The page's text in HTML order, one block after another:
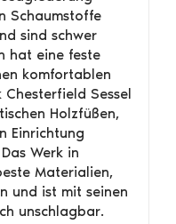
Schaumstoffe
sind schwer
hat eine feste
komfortablen
Sessel
Holzfüßen,
Einrichtung
Werk in
Materialien,
und ist mit seinen
unschlagbar.